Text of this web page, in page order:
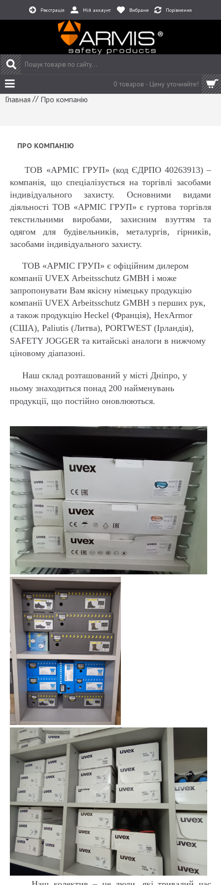
Реєстрація Мій аккаунт Вибране Порівняння
0 товаров - Цену уточняйте!
Главная // Про компанію
ПРО КОМПАНІЮ
ТОВ «АРМІС ГРУП» (код ЄДРПО 40263913) –
компанія, що спеціалізується на торгівлі засобами
індивідуального захисту. Основними видами
діяльності ТОВ «АРМІС ГРУП» є гуртова торгівля
текстильними виробами, захисним взуттям та
одягом для будівельників, металургів, гірників,
засобами індивідуального захисту.
ТОВ «АРМІС ГРУП» є офіційним дилером
компанії UVEX Arbeitsschutz GMBH і може
запропонувати Вам якісну німецьку продукцію
компанії UVEX Arbeitsschutz GMBH з перших рук,
а також продукцію Heckel (Франція), HexArmor
(США), Paliutis (Литва), PORTWEST (Ірландія),
SAFETY JOGGER та китайські аналоги в нижчому
ціновому діапазоні.
Наш склад розташований у місті Дніпро, у
ньому знаходиться понад 200 найменувань
продукції, що постійно оновлюються.